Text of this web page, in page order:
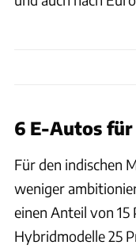
6 E-Autos für
Für den indischen
weniger
einen Anteil von
Hybridmodelle 25